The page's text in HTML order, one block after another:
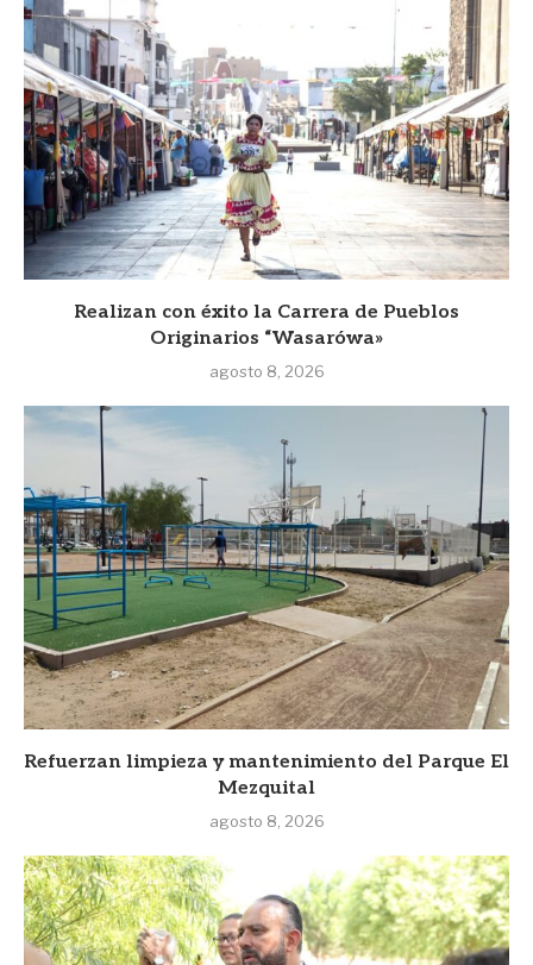
Realizan con éxito la Carrera de Pueblos
Originarios “Wasarówa»
agosto 8, 2026
Refuerzan limpieza y mantenimiento del Parque El
Mezquital
agosto 8, 2026